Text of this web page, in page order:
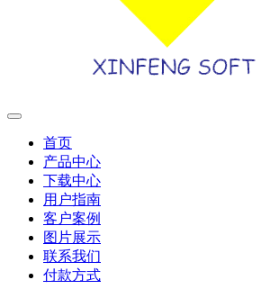
首页
产品中心
下载中心
用户指南
客户案例
图片展示
联系我们
付款方式